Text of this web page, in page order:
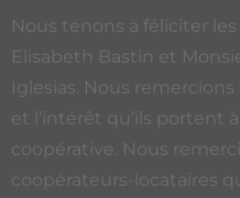
Nous tenons à féliciter
Elisabeth Bastin et
Iglesias. Nous
et l’intérêt qu’ils portent
coopérative. Nous
coopérateurs-locataires